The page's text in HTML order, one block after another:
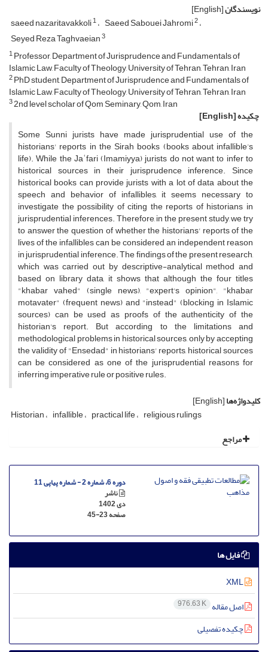
نویسندگان[English]
saeed nazaritavakkoli1 Saeed Sabouei Jahromi2
Seyed Reza Taghvaeian3
1Professor, Department of Jurisprudence and Fundamentals of
Islamic Law, Faculty of Theology, University of Tehran, Tehran, Iran
2PhD student, Department of Jurisprudence and Fundamentals of
Islamic Law, Faculty of Theology, University of Tehran, Tehran, Iran
32nd level scholar of Qom Seminary, Qom, Iran
چکیده[English]
Some Sunni jurists have made jurisprudential use of the
historians' reports in the Sirah books (books about infallible’s
life). While the Jaʿfari (Imamiyya) jurists do not want to infer to
historical sources in their jurisprudence inference. Since
historical books can provide jurists with a lot of data about the
speech and behavior of infallibles, it seems necessary to
investigate the possibility of citing the reports of historians in
jurisprudential inferences. Therefore, in the present study, we try
to answer the question of whether the historians' reports of the
lives of the infallibles can be considered an independent reason
in jurisprudential inference. The findings of the present research,
which was carried out by descriptive-analytical method and
based on library data, it shows that although the four titles
"khabar vahed" (single news), "expert's opinion", "khabar
motavater" (frequent news) and "instead" (blocking in Islamic
sources) can be used as proofs of the authenticity of the
historian's report. But according to the limitations and
methodological problems in historical sources, only by accepting
the validity of "Ensedad" in historians' reports, historical sources
can be considered as one of the jurisprudential reasons for
inferring imperative rule or positive rules.
کلیدواژه‌ها[English]
Historian infallible practical life religious rulings
مراجع
دوره 6، شماره 2 - شماره پیاپی 11
ناشر
دی 1402
صفحه45-23
فایل ها
اصل مقاله 976.63 K
چکیده تفصیلی